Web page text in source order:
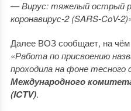
— Вирус: тяжелый острый
коронавирус-2 (SARS-CoV-2)
Далее ВОЗ сообщает, на чём
«Работа по присвоению
проходила на фоне
Международного
(ICTV).